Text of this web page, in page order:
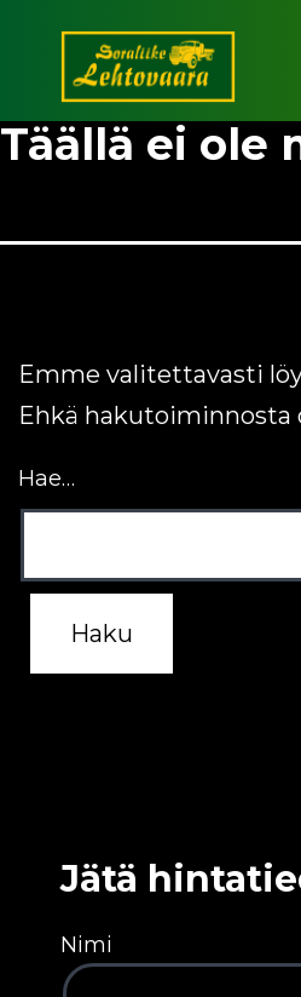
sisältöön
Soraliike
Lehtovaara
Täällä ei ole
Emme valitettavasti
Ehkä hakutoiminnosta
Hae…
Jätä
Nimi